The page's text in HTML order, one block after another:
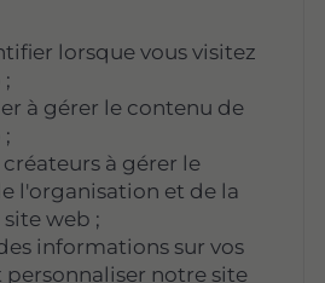
lorsque vous visitez
à gérer le contenu de
créateurs à gérer le
l'organisation et de la
web ;
informations sur vos
personnaliser notre site